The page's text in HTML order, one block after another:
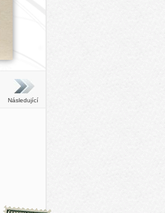
Následující